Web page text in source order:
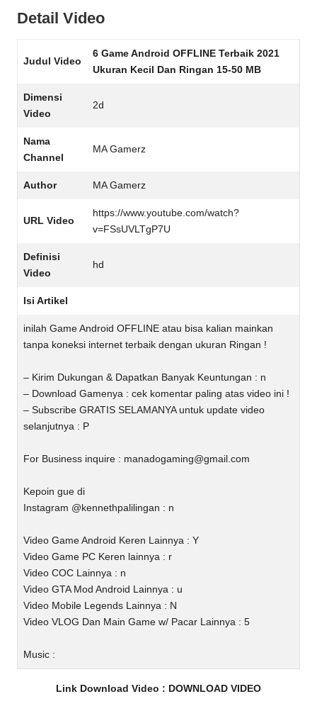
Detail Video
Judul Video
6 Game Android OFFLINE Terbaik 2021
Ukuran Kecil Dan Ringan 15-50 MB
Dimensi
Video
2d
Nama
Channel
MA Gamerz
Author MA Gamerz
URL Video
https://www.youtube.com/watch?
v=FSsUVLTgP7U
Definisi
Video
hd
Isi Artikel
inilah Game Android OFFLINE atau bisa kalian mainkan
tanpa koneksi internet terbaik dengan ukuran Ringan !
– Kirim Dukungan & Dapatkan Banyak Keuntungan : n
– Download Gamenya : cek komentar paling atas video ini !
– Subscribe GRATIS SELAMANYA untuk update video
selanjutnya : P
For Business inquire : manadogaming@gmail.com
Kepoin gue di
Instagram @kennethpalilingan : n
Video Game Android Keren Lainnya : Y
Video Game PC Keren lainnya : r
Video COC Lainnya : n
Video GTA Mod Android Lainnya : u
Video Mobile Legends Lainnya : N
Video VLOG Dan Main Game w/ Pacar Lainnya : 5
Music :
Link Download Video : DOWNLOAD VIDEO